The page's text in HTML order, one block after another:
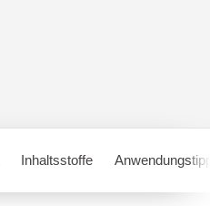
Inhaltsstoffe